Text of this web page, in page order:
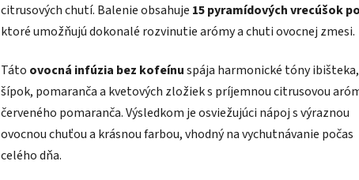
citrusových chutí. Balenie obsahuje 15 pyramídových vrecúšok
ktoré umožňujú dokonalé rozvinutie arómy a chuti ovocnej zmesi.
Táto ovocná infúzia bez kofeínuspája harmonické tóny ibišteka,
šípok, pomaranča a kvetových zložiek s príjemnou citrusovou
červeného pomaranča. Výsledkom je osviežujúci nápoj s výraznou
ovocnou chuťou a krásnou farbou, vhodný na vychutnávanie počas
celého dňa.